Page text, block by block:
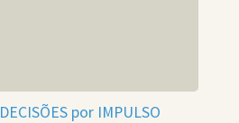
por IMPULSO